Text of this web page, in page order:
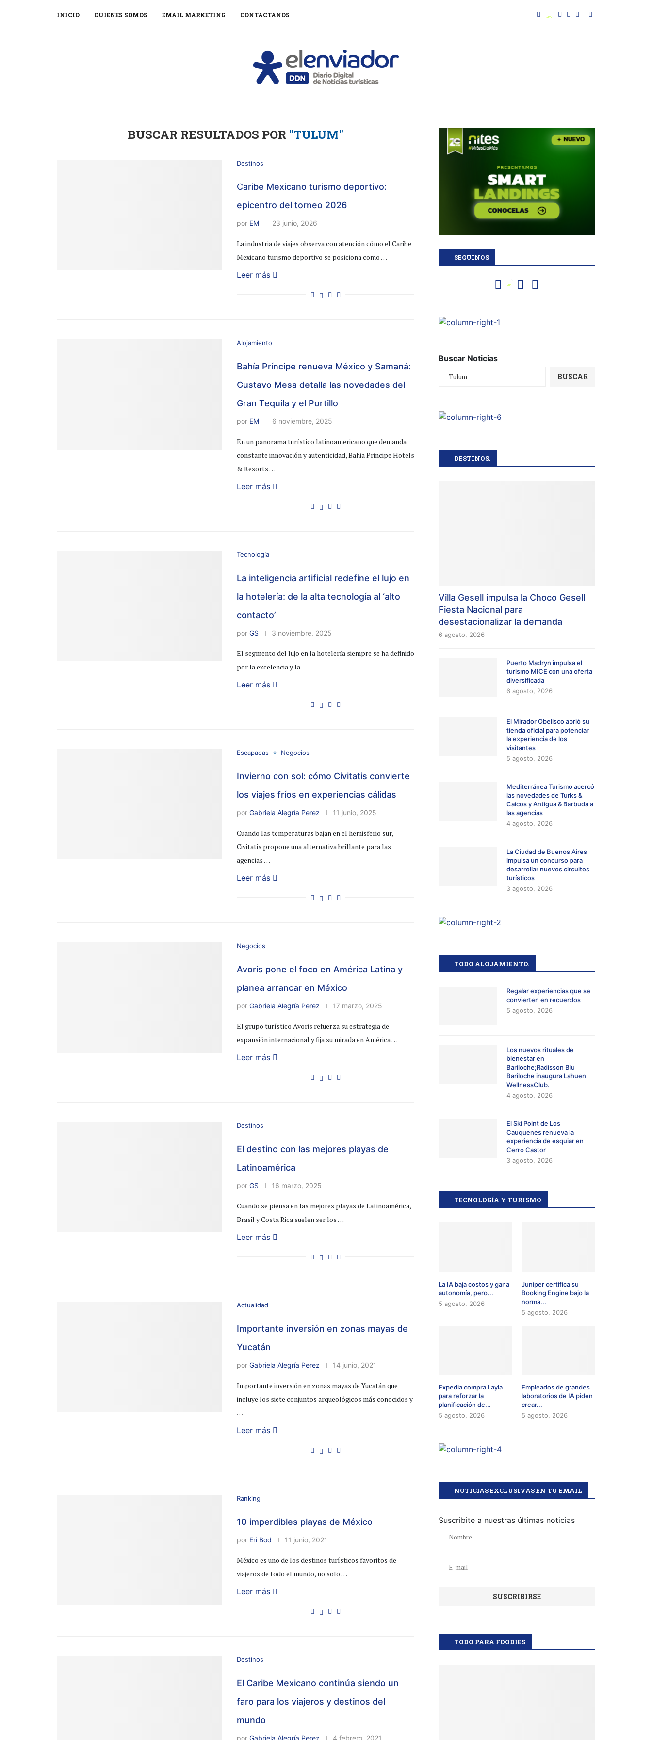
INICIO QUIENES SOMOS EMAIL MARKETING CONTACTANOS
BUSCAR RESULTADOS POR "TULUM"
Destinos
Caribe Mexicano turismo deportivo:
epicentro del torneo 2026
por EM 23 junio, 2026
La industria de viajes observa con atención cómo el Caribe
Mexicano turismo deportivo se posiciona como …
Leer más
Alojamiento
Bahía Príncipe renueva México y Samaná:
Gustavo Mesa detalla las novedades del
Gran Tequila y el Portillo
por EM 6 noviembre, 2025
En un panorama turístico latinoamericano que demanda
constante innovación y autenticidad, Bahia Principe Hotels
& Resorts …
Leer más
Tecnología
La inteligencia artificial redefine el lujo en
la hotelería: de la alta tecnología al ‘alto
contacto’
porGS 3 noviembre, 2025
El segmento del lujo en la hotelería siempre se ha definido
por la excelencia y la …
Leer más
Escapadas Negocios
Invierno con sol: cómo Civitatis convierte
los viajes fríos en experiencias cálidas
porGabriela Alegría Perez 11 junio, 2025
Cuando las temperaturas bajan en el hemisferio sur,
Civitatis propone una alternativa brillante para las
agencias …
Leer más
Negocios
Avoris pone el foco en América Latina y
planea arrancar en México
porGabriela Alegría Perez 17 marzo, 2025
El grupo turístico Avoris refuerza su estrategia de
expansión internacional y fija su mirada en América …
Leer más
Destinos
El destino con las mejores playas de
Latinoamérica
porGS 16 marzo, 2025
Cuando se piensa en las mejores playas de Latinoamérica,
Brasil y Costa Rica suelen ser los …
Leer más
Actualidad
Importante inversión en zonas mayas de
Yucatán
porGabriela Alegría Perez 14 junio, 2021
Importante inversión en zonas mayas de Yucatán que
incluye los siete conjuntos arqueológicos más conocidos y
…
Leer más
Ranking
10 imperdibles playas de México
por Eri Bod 11 junio, 2021
México es uno de los destinos turísticos favoritos de
viajeros de todo el mundo, no solo …
Leer más
Destinos
El Caribe Mexicano continúa siendo un
faro para los viajeros y destinos del
mundo
porGabriela Alegría Perez 4 febrero, 2021
SEGUINOS
Buscar Noticias
BUSCAR
DESTINOS.
Villa Gesell impulsa la Choco Gesell
Fiesta Nacional para
desestacionalizar la demanda
6 agosto, 2026
Puerto Madryn impulsa el
turismo MICE con una oferta
diversificada
6 agosto, 2026
El Mirador Obelisco abrió su
tienda oficial para potenciar
la experiencia de los
visitantes
5 agosto, 2026
Mediterránea Turismo acercó
las novedades de Turks &
Caicos y Antigua & Barbuda a
las agencias
4 agosto, 2026
La Ciudad de Buenos Aires
impulsa un concurso para
desarrollar nuevos circuitos
turísticos
3 agosto, 2026
TODO ALOJAMIENTO.
Regalar experiencias que se
convierten en recuerdos
5 agosto, 2026
Los nuevos rituales de
bienestar en
Bariloche;Radisson Blu
Bariloche inaugura Lahuen
WellnessClub.
4 agosto, 2026
El Ski Point de Los
Cauquenes renueva la
experiencia de esquiar en
Cerro Castor
3 agosto, 2026
TECNOLOGÍA Y TURISMO
La IA baja costos y gana
autonomía, pero...
5 agosto, 2026
Juniper certifica su
Booking Engine bajo la
norma...
5 agosto, 2026
Expedia compra Layla
para reforzar la
planificación de...
5 agosto, 2026
Empleados de grandes
laboratorios de IA piden
crear...
5 agosto, 2026
NOTICIAS EXCLUSIVAS EN TU EMAIL
Suscribite a nuestras últimas noticias
TODO PARA FOODIES